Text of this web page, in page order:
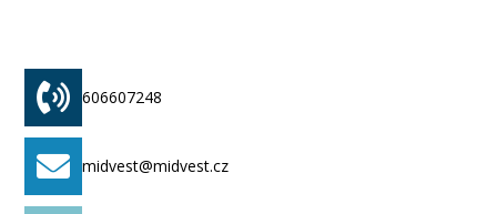
606607248
midvest@midvest.cz